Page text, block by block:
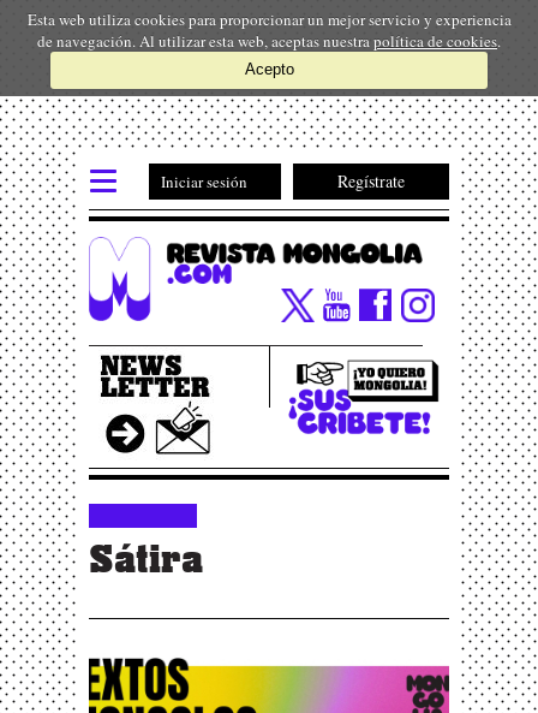
Esta web utiliza cookies para proporcionar un mejor servicio y experiencia
de navegación. Al utilizar esta web, aceptas nuestra política de cookies.
Acepto
Iniciar sesión Regístrate
Sátira